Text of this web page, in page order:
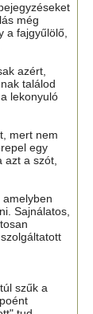
még
a fajgyűlölő,
azért,
találod
lekonyuló
mert nem
egy
azt a szót,
Sajnálatos,
szűk a